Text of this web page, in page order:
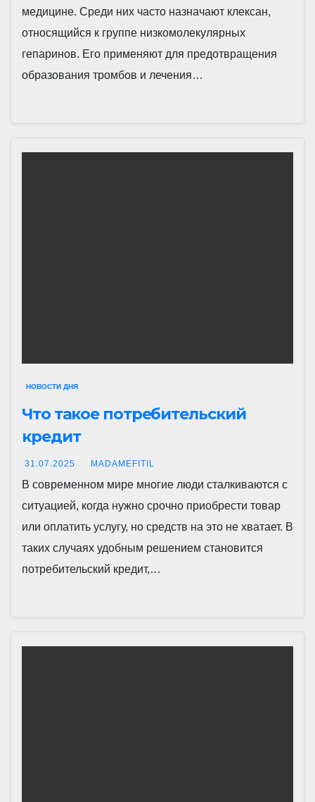
медицине. Среди них часто назначают клексан,
относящийся к группе низкомолекулярных
гепаринов. Его применяют для предотвращения
образования тромбов и лечения…
НОВОСТИ ДНЯ
Что такое потребительский
кредит
31.07.2025 MADAMEFITIL
В современном мире многие люди сталкиваются с
ситуацией, когда нужно срочно приобрести товар
или оплатить услугу, но средств на это не хватает. В
таких случаях удобным решением становится
потребительский кредит,…